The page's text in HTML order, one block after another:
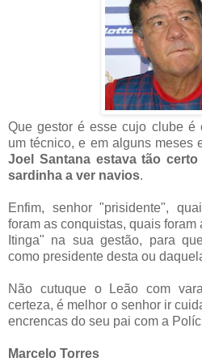
Que gestor é esse cujo clube é
um técnico, e em alguns meses
Joel Santana estava tão
sardinha a ver navios.
Enfim, senhor "prisidente",
foram as conquistas, quais
Itinga" na sua gestão, para
como presidente desta ou
Não cutuque o Leão com
certeza, é melhor o senhor ir
encrencas do seu pai com a
Marcelo Torres